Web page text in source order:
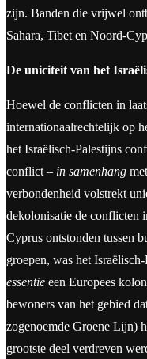
zijn. Banden die vrijwel
Sahara, Tibet en Noord-
De uniciteit van het
Hoewel de conflicten in
internationaalrechtelijk op
het Israëlisch-Palestijns
conflict – in samenhang
verbondenheid volstrekt
dekolonisatie de conflicten
Cyprus ontstonden tussen
groepen, was het
essentie een Europees
bewoners van het gebied
zogenoemde Groene Lijn)
grootste deel verdreven